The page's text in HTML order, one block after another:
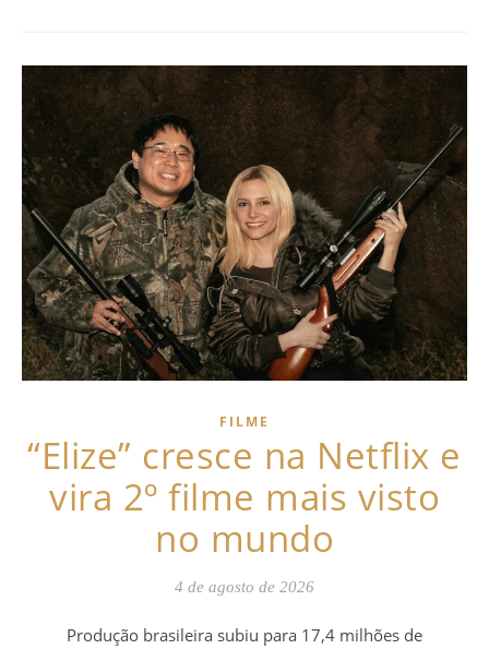
FILME
“Elize” cresce na Netflix e
vira 2º filme mais visto
no mundo
4 de agosto de 2026
Produção brasileira subiu para 17,4 milhões de